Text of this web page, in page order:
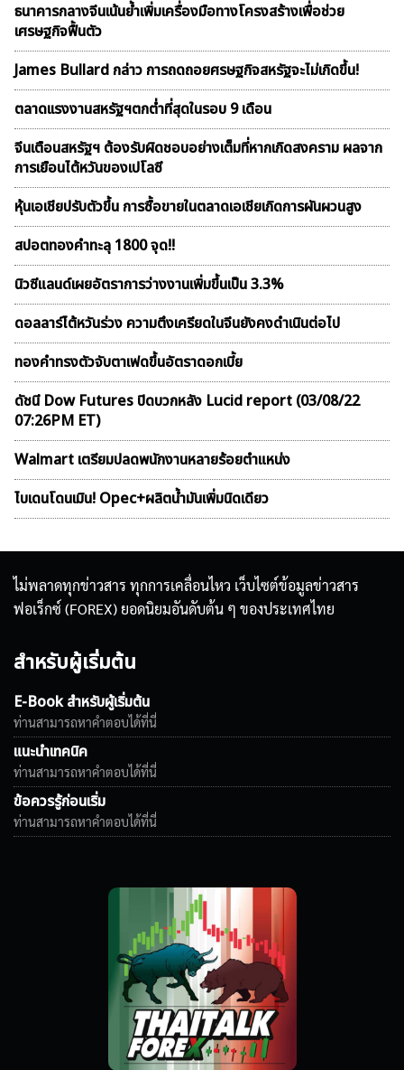
ธนาคารกลางจีนเน้นย้ำเพิ่มเครื่องมือทางโครงสร้างเพื่อช่วย
เศรษฐกิจฟื้นตัว
James Bullard กล่าว การถดถอยศรษฐกิจสหรัฐจะไม่เกิดขึ้น!
ตลาดเเรงงานสหรัฐฯตกต่ำที่สุดในรอบ 9 เดือน
จีนเตือนสหรัฐฯ ต้องรับผิดชอบอย่างเต็มที่หากเกิดสงคราม ผลจาก
การเยือนไต้หวันของเปโลซี
หุ้นเอเชียปรับตัวขึ้น การซื้อขายในตลาดเอเชียเกิดการผันผวนสูง
สปอตทองคำทะลุ 1800 จุด!!
นิวซีแลนด์เผยอัตราการว่างงานเพิ่มขึ้นเป็น 3.3%
ดอลลาร์ไต้หวันร่วง ความตึงเครียดในจีนยังคงดำเนินต่อไป
ทองคำทรงตัวจับตาเฟดขึ้นอัตราดอกเบี้ย
ดัชนี Dow Futures ปิดบวกหลัง Lucid report (03/08/22
07:26PM ET)
Walmart เตรียมปลดพนักงานหลายร้อยตำแหน่ง
ไบเดนโดนเมิน! Opec+ผลิตน้ำมันเพิ่มนิดเดียว
ไม่พลาดทุกข่าวสาร ทุกการเคลื่อนไหว เว็บไซต์ข้อมูลข่าวสาร
ฟอเร็กซ์ (FOREX) ยอดนิยมอันดับต้น ๆ ของประเทศไทย
สำหรับผู้เริ่มต้น
E-Book สำหรับผู้เริ่มต้น
ท่านสามารถหาคำตอบได้ที่นี่
แนะนำเทคนิค
ท่านสามารถหาคำตอบได้ที่นี่
ข้อควรรู้ก่อนเริ่ม
ท่านสามารถหาคำตอบได้ที่นี่